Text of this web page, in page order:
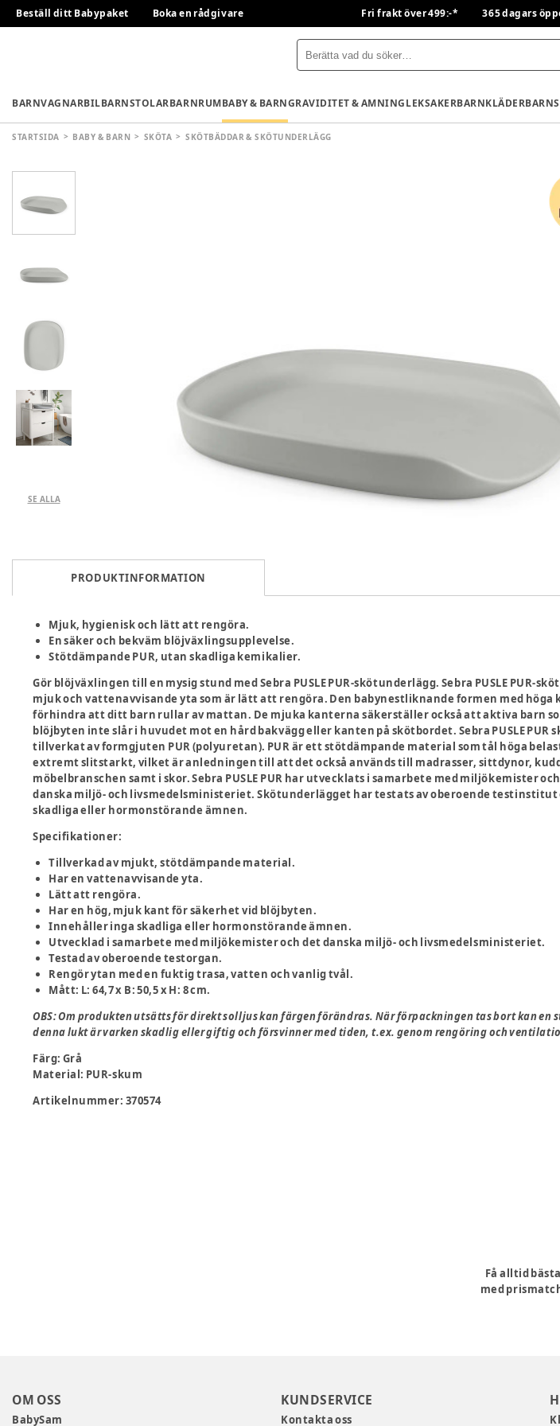
Beställ ditt Babypaket Boka en rådgivare Fri frakt över 499:-* 365 dagars
BARNVAGNARBILBARNSTOLARBARNRUMBABY & BARNGRAVIDITET & AMNINGLEKSAKERBARNKLÄDER
STARTSIDA BABY & BARN SKÖTA SKÖTBÄDDAR & SKÖTUNDERLÄGG
SE ALLA
PRODUKTINFORMATION
Mjuk, hygienisk och lätt att rengöra.
En säker och bekväm blöjväxlingsupplevelse.
Stötdämpande PUR, utan skadliga kemikalier.
Gör blöjväxlingen till en mysig stund med Sebra PUSLE PUR-skötunderlägg. Sebra PUSLE PUR-
mjuk och vattenavvisande yta som är lätt att rengöra. Den babynestliknande formen med
förhindra att ditt barn rullar av mattan. De mjuka kanterna säkerställer också att aktiva barn
blöjbyten inte slår i huvudet mot en hård bakvägg eller kanten på skötbordet. Sebra PUSLE PUR
tillverkat av formgjuten PUR (polyuretan). PUR är ett stötdämpande material som tål höga
extremt slitstarkt, vilket är anledningen till att det också används till madrasser, sittdynor,
möbelbranschen samt i skor. Sebra PUSLE PUR har utvecklats i samarbete med miljökemister
danska miljö- och livsmedelsministeriet. Skötunderlägget har testats av oberoende
skadliga eller hormonstörande ämnen.
Specifikationer:
Tillverkad av mjukt, stötdämpande material.
Har en vattenavvisande yta.
Lätt att rengöra.
Har en hög, mjuk kant för säkerhet vid blöjbyten.
Innehåller inga skadliga eller hormonstörande ämnen.
Utvecklad i samarbete med miljökemister och det danska miljö- och livsmedelsministeriet.
Testad av oberoende testorgan.
Rengör ytan med en fuktig trasa, vatten och vanlig tvål.
Mått: L: 64,7 x B: 50,5 x H: 8 cm.
OBS: Om produkten utsätts för direkt solljus kan färgen förändras. När förpackningen tas bort kan en
denna lukt är varken skadlig eller giftig och försvinner med tiden, t.ex. genom rengöring och
Färg: Grå
Material: PUR-skum
Artikelnummer: 370574
Få alltid
med
OM OSS
BabySam
KUNDSERVICE
Kontakta oss